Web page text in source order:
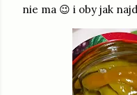
nie ma 😉 i oby jak